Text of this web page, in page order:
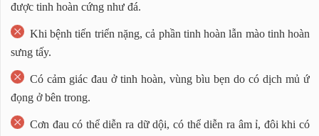
được tinh hoàn cứng như đá.
Khi bệnh tiến triển nặng, cả phần tinh hoàn lẫn mào tinh hoàn
sưng tấy.
Có cảm giác đau ở tinh hoàn, vùng bìu bẹn do có dịch mủ ứ
đọng ở bên trong.
Cơn đau có thể diễn ra dữ dội, có thể diễn ra âm ỉ, đôi khi có